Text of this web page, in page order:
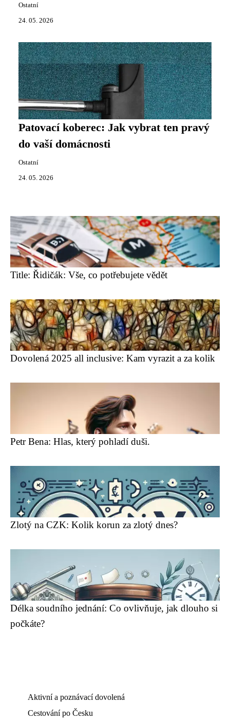
Ostatní
24. 05. 2026
Patovací koberec: Jak vybrat ten pravý
do vaší domácnosti
Ostatní
24. 05. 2026
Title: Řidičák: Vše, co potřebujete vědět
Dovolená 2025 all inclusive: Kam vyrazit a za kolik
Petr Bena: Hlas, který pohladí duši.
Zlotý na CZK: Kolik korun za zlotý dnes?
Délka soudního jednání: Co ovlivňuje, jak dlouho si
počkáte?
Aktivní a poznávací dovolená
Cestování po Česku